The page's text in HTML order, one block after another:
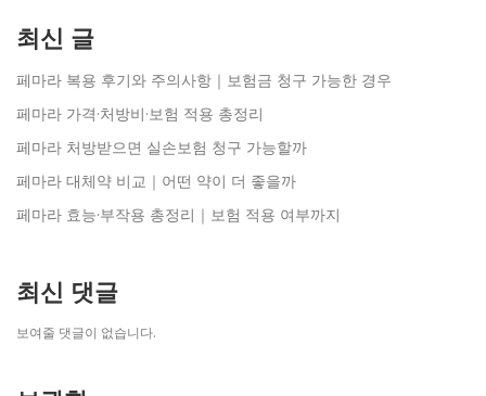
최신 글
페마라 복용 후기와 주의사항｜보험금 청구 가능한 경우
페마라 가격·처방비·보험 적용 총정리
페마라 처방받으면 실손보험 청구 가능할까
페마라 대체약 비교｜어떤 약이 더 좋을까
페마라 효능·부작용 총정리｜보험 적용 여부까지
최신 댓글
보여줄 댓글이 없습니다.